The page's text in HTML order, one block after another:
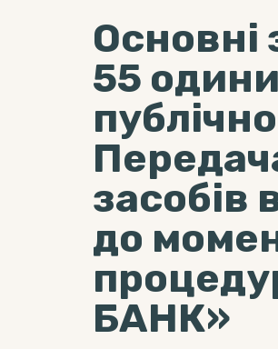
Основні
55
засобів
до
БАНК»